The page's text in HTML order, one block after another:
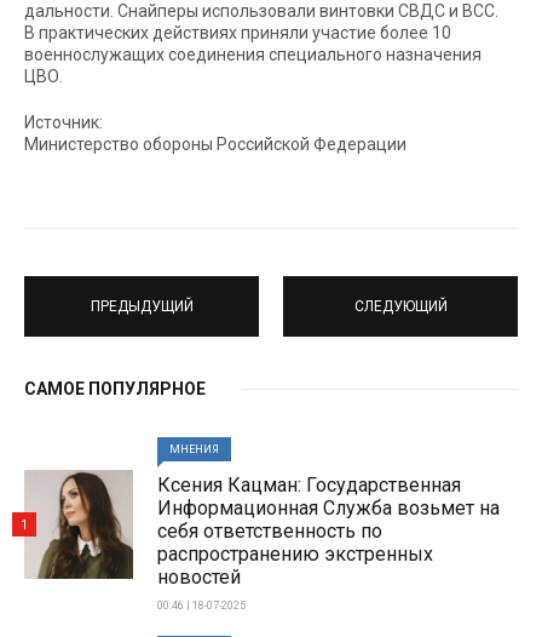
дальности. Снайперы использовали винтовки СВДС и ВСС.
В практических действиях приняли участие более 10
военнослужащих соединения специального назначения
ЦВО.
Источник:
Министерство обороны Российской Федерации
ПРЕДЫДУЩИЙ СЛЕДУЮЩИЙ
САМОЕ ПОПУЛЯРНОЕ
МНЕНИЯ
Ксения Кацман: Государственная
Информационная Служба возьмет на
себя ответственность по
распространению экстренных
новостей
00:46 | 18-07-2025
1